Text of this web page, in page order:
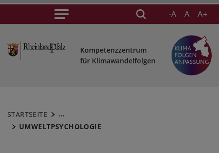
-A A A+
Kompetenzzentrum
für Klimawandelfolgen
STARTSEITE
...
UMWELTPSYCHOLOGIE